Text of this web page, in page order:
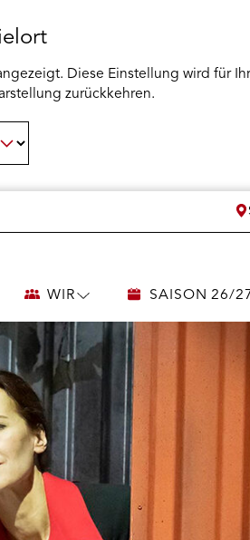
Diese Einstellung wird für
zurückkehren.
WIR UNTERMENÜ
ÖFFNEN
SAISON 26/